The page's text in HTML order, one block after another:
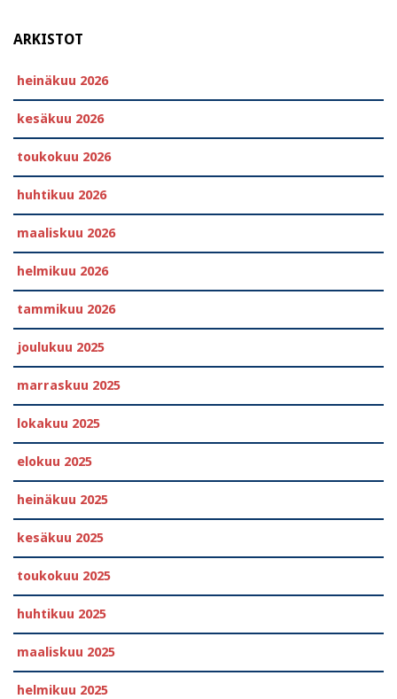
ARKISTOT
heinäkuu 2026
kesäkuu 2026
toukokuu 2026
huhtikuu 2026
maaliskuu 2026
helmikuu 2026
tammikuu 2026
joulukuu 2025
marraskuu 2025
lokakuu 2025
elokuu 2025
heinäkuu 2025
kesäkuu 2025
toukokuu 2025
huhtikuu 2025
maaliskuu 2025
helmikuu 2025